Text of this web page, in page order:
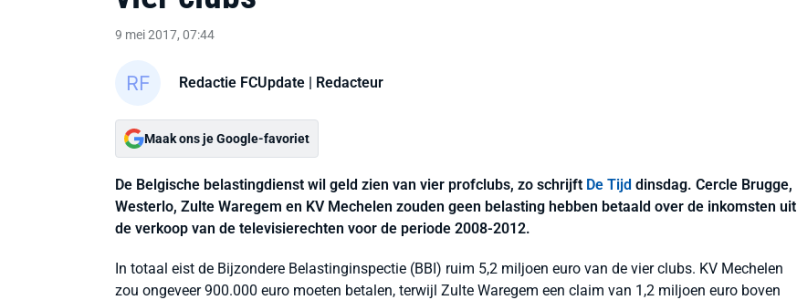
9 mei 2017, 07:44
Redactie FCUpdate | Redacteur
Maak ons je Google-favoriet
De Belgische belastingdienst wil geld zien van vier profclubs, zo schrijft De Tijd dinsdag. Cercle Brugge,
Westerlo, Zulte Waregem en KV Mechelen zouden geen belasting hebben betaald over de inkomsten uit
de verkoop van de televisierechten voor de periode 2008-2012.
In totaal eist de Bijzondere Belastinginspectie (BBI) ruim 5,2 miljoen euro van de vier clubs. KV Mechelen
zou ongeveer 900.000 euro moeten betalen, terwijl Zulte Waregem een claim van 1,2 miljoen euro boven